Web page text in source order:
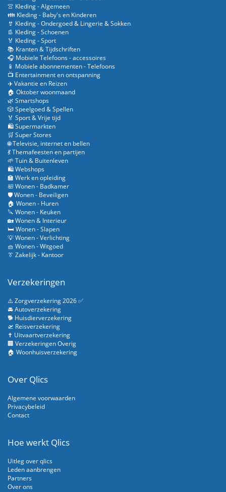
👚 Kleding - Algemeen
👪 Kleding - Baby's en Kinderen
👙 Kleding - Ondergoed & Lingerie & Sokken
👢 Kleding - Schoenen
🏅 Kleding - Sport
📚 Kranten & Tijdschriften
🎧 Mobiele Telefoons - accessoires
📱 Mobiele abonnementen - Telefoons
📺 Entertainment en ontspanning
✈️ Vakantie en Reizen
🏠 Oktober woonmaand
🌿 Smartshops
🎲 Speelgoed & Spellen
🏅 Sport & Vrije tijd
🛍️ Supermarkten
🛒 Super Stores
🌐 Televisie, internet en bellen
💃 Themafeesten en partijen
🌱 Tuin & Buitenleven
🛍️ Webshops
🏫 Werk en opleiding
🛀 Wonen - Badkamer
🛡️ Wonen - Beveiligen
🏠 Wonen - Huren
🔪 Wonen - Keuken
🏡 Wonen & Interieur
🛏️ Wonen - Slapen
💡 Wonen - Verlichting
🧺 Wonen - Witgoed
👔 Zakelijk - Kantoor
Verzekeringen
⚠️ Zorgverzekering 2026 ✅
🚘 Autoverzekering
🐕 Huisdierverzekering
🛫 Reisverzekering
✝️ Uitvaartverzekering
🏢 Verzekeringen Overig
🏠 Woonhuisverzekering
Over Qlics
Algemene voorwaarden
Privacybeleid
Contact
Hoe werkt Qlics
Uitleg over qlics
Leden aanbrengen
Partners
Over ons